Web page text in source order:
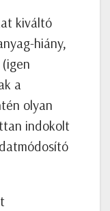
kiváltó
hiány,
a
olyan
indokolt